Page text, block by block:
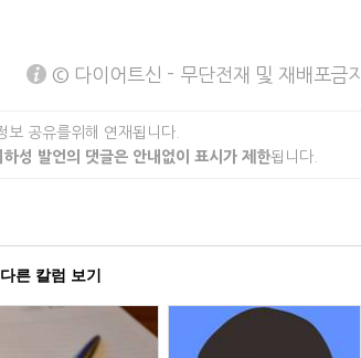
© 다이어트신 - 무단전재 및 재배포금지
공유를위해 연재됩니다.
성 발언의 댓글은 안내없이 표시가 제한됩니다.
다른 칼럼 보기